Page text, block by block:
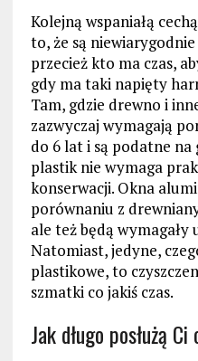
Kolejną wspaniałą
to, że są
przecież kto ma czas,
gdy ma taki napięty
Tam, gdzie drewno i
zazwyczaj wymagają
do 6 lat i są podatne na
plastik nie wymaga
konserwacji. Okna
porównaniu z
ale też będą wymagały
Natomiast, jedyne,
plastikowe, to
szmatki co jakiś czas.
Jak długo posłużą